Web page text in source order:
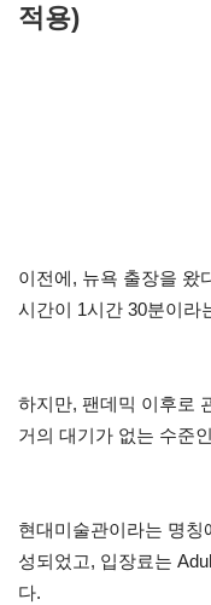
적용)
이전에, 뉴욕 출장을 왔
시간이 1시간 30분이라
하지만, 팬데믹 이후로
거의 대기가 없는 수준
현대미술관이라는 명
성되었고, 입장료는
다.